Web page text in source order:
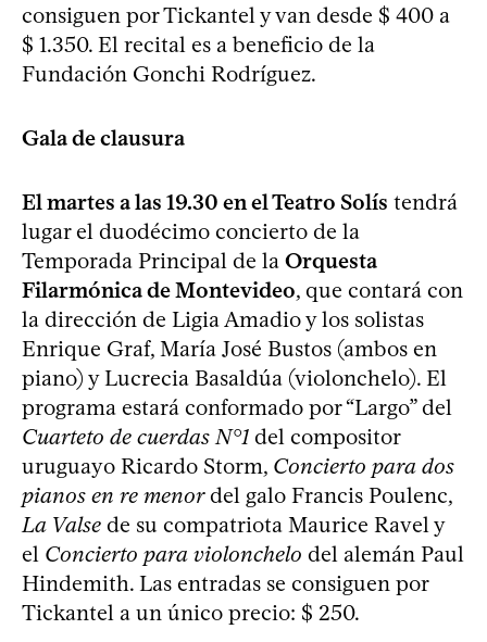
consiguen por Tickantel y van desde $ 400 a
$ 1.350. El recital es a beneficio de la
Fundación Gonchi Rodríguez.
Gala de clausura
El martes a las 19.30 en el Teatro Solís tendrá
lugar el duodécimo concierto de la
Temporada Principal de la Orquesta
Filarmónica de Montevideo, que contará con
la dirección de Ligia Amadio y los solistas
Enrique Graf, María José Bustos (ambos en
piano) y Lucrecia Basaldúa (violonchelo). El
programa estará conformado por “Largo” del
Cuarteto de cuerdas N°1 del compositor
uruguayo Ricardo Storm, Concierto para dos
pianos en re menordel galo Francis Poulenc,
La Valse de su compatriota Maurice Ravel y
el Concierto para violonchelo del alemán Paul
Hindemith. Las entradas se consiguen por
Tickantel a un único precio: $ 250.